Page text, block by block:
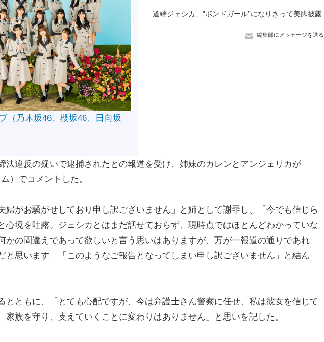
道端ジェシカ、”ボンドガール”になりきって美脚披露
編集部にメッセージを送る
（乃木坂46、櫻坂46、日向坂
違反の疑いで逮捕されたとの報道を受け、姉妹のカレンとアンジェリカが
）でコメントした。
がお騒がせしており申し訳ございません」と姉として謝罪し、「今でも信じら
心境を吐露。ジェシカとはまだ話せておらず、現時点ではほとんどわかっていな
かの間違えであって欲しいと言う思いはありますが、万が一報道の通りであれ
と思います」「このようなご報告となってしまい申し訳ございません」と結ん
ともに、「とても心配ですが、今は弁護士さん警察に任せ、私は彼女を信じて
家族を守り、支えていくことに変わりはありません」と思いを記した。